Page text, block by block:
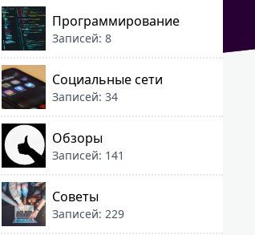
Программирование
Записей: 8
Социальные сети
Записей: 34
Обзоры
Записей: 141
Советы
Записей: 229